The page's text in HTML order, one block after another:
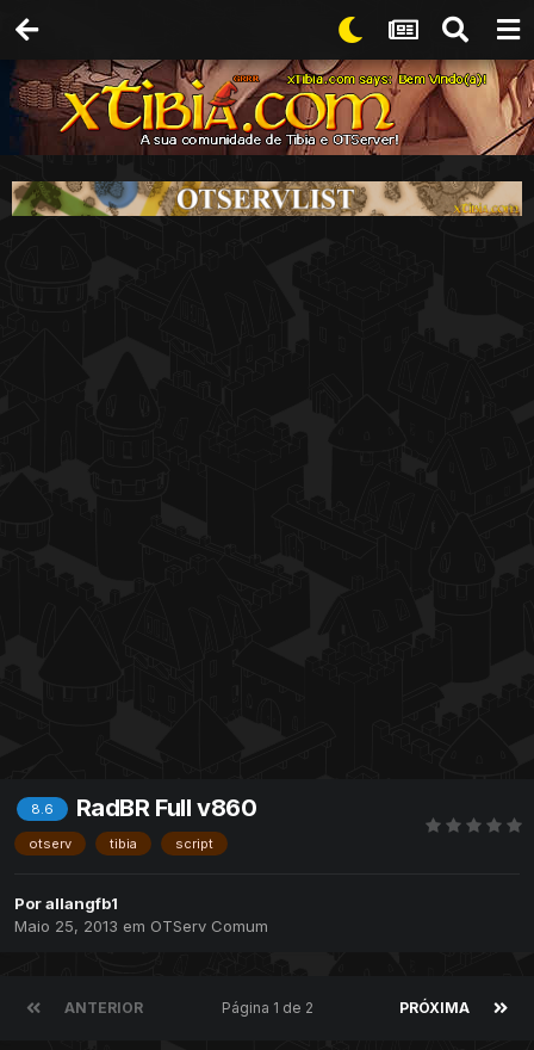
8.6 RadBR Full v860
otserv tibia script
Porallangfb1
Maio 25, 2013 em OTServ Comum
ANTERIOR PRÓXIMA
Página 1 de 2